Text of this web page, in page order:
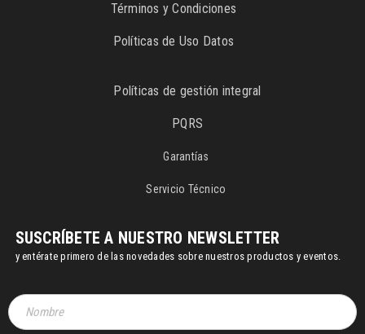
Términos y Condiciones
Políticas de Uso Datos
Políticas de gestión integral
PQRS
Garantías
Servicio Técnico
SUSCRÍBETE A NUESTRO NEWSLETTER
y entérate primero de las novedades sobre nuestros productos y eventos.